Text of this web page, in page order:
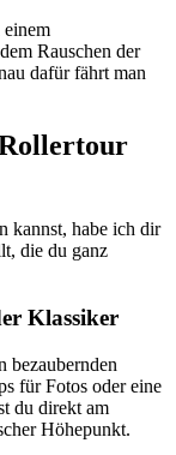
Rauschen der
dafür fährt man
kannst, habe ich dir
die du ganz
Klassiker
bezaubernden
für Fotos oder eine
du direkt am
Höhepunkt.